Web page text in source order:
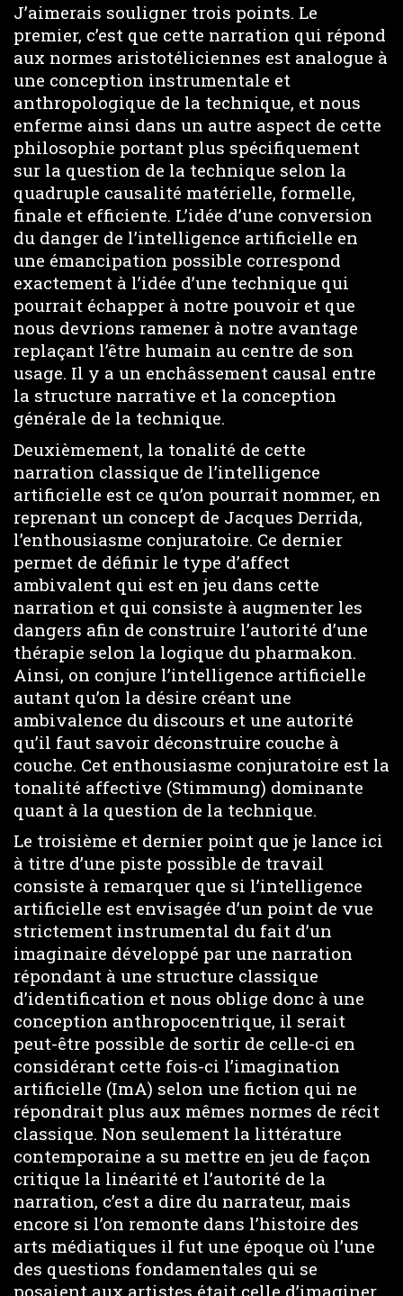
J’aimerais souligner trois points. Le
premier, c’est que cette narration qui répond
aux normes aristotéliciennes est analogue à
une conception instrumentale et
anthropologique de la technique, et nous
enferme ainsi dans un autre aspect de cette
philosophie portant plus spécifiquement
sur la question de la technique selon la
quadruple causalité matérielle, formelle,
finale et efficiente. L’idée d’une conversion
du danger de l’intelligence artificielle en
une émancipation possible correspond
exactement à l’idée d’une technique qui
pourrait échapper à notre pouvoir et que
nous devrions ramener à notre avantage
replaçant l’être humain au centre de son
usage. Il y a un enchâssement causal entre
la structure narrative et la conception
générale de la technique.
Deuxièmement, la tonalité de cette
narration classique de l’intelligence
artificielle est ce qu’on pourrait nommer, en
reprenant un concept de Jacques Derrida,
l’enthousiasme conjuratoire. Ce dernier
permet de définir le type d’affect
ambivalent qui est en jeu dans cette
narration et qui consiste à augmenter les
dangers afin de construire l’autorité d’une
thérapie selon la logique du pharmakon.
Ainsi, on conjure l’intelligence artificielle
autant qu’on la désire créant une
ambivalence du discours et une autorité
qu’il faut savoir déconstruire couche à
couche. Cet enthousiasme conjuratoire est la
tonalité affective (Stimmung) dominante
quant à la question de la technique.
Le troisième et dernier point que je lance ici
à titre d’une piste possible de travail
consiste à remarquer que si l’intelligence
artificielle est envisagée d’un point de vue
strictement instrumental du fait d’un
imaginaire développé par une narration
répondant à une structure classique
d’identification et nous oblige donc à une
conception anthropocentrique, il serait
peut-être possible de sortir de celle-ci en
considérant cette fois-ci l’imagination
artificielle (ImA) selon une fiction qui ne
répondrait plus aux mêmes normes de récit
classique. Non seulement la littérature
contemporaine a su mettre en jeu de façon
critique la linéarité et l’autorité de la
narration, c’est a dire du narrateur, mais
encore si l’on remonte dans l’histoire des
arts médiatiques il fut une époque où l’une
des questions fondamentales qui se
posaient aux artistes était celle d’imaginer